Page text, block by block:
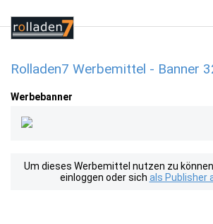
Rolladen7 Werbemittel - Banner
Werbebanner
Um dieses Werbemittel nutzen zu
einloggen oder sich als Publisher